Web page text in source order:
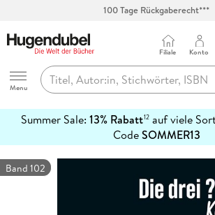
Hugendubel
Menu
Filiale Konto
Summer Sale: 13% Rabatt12auf viele
CodeSOMMER13
erfahren
Band 102